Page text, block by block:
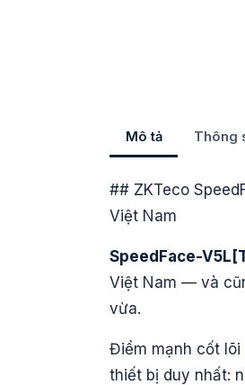
Mô tả Thông
## ZKTeco
Việt Nam
SpeedFace-
Việt Nam — và
vừa.
Điểm mạnh cốt lõi
thiết bị duy nhất: